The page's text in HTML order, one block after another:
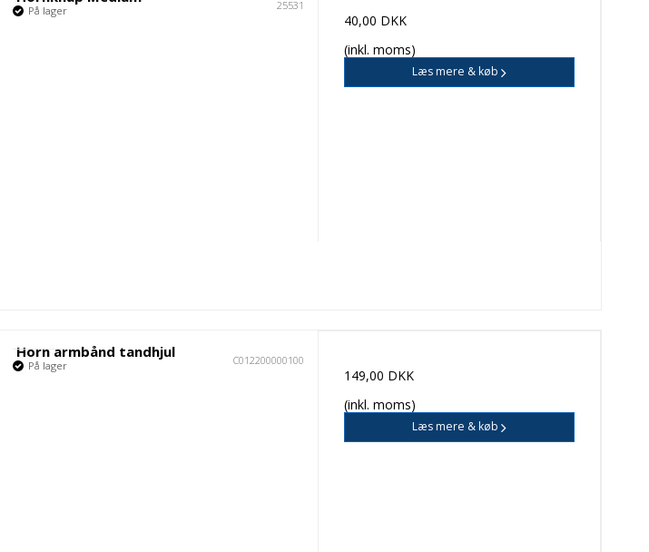
25531
På lager
40,00 DKK
(inkl. moms)
Læs mere & køb
Horn armbånd tandhjul C012200000100
På lager
149,00 DKK
(inkl. moms)
Læs mere & køb